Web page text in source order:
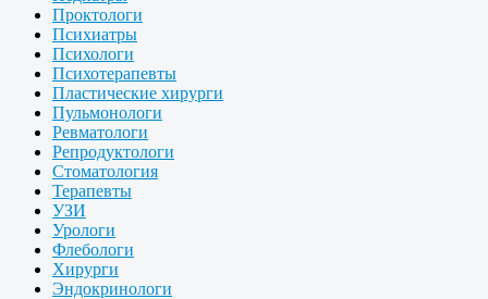
Проктологи
Психиатры
Психологи
Психотерапевты
Пластические хирурги
Пульмонологи
Ревматологи
Репродуктологи
Стоматология
Терапевты
УЗИ
Урологи
Флебологи
Хирурги
Эндокринологи